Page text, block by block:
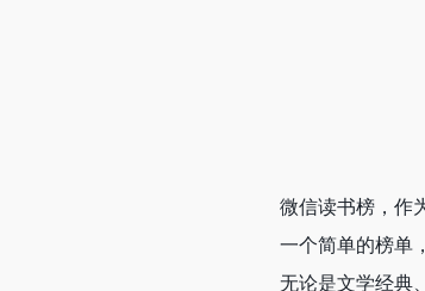
微信读书榜，作
一个简单的榜单
无论是文学经典